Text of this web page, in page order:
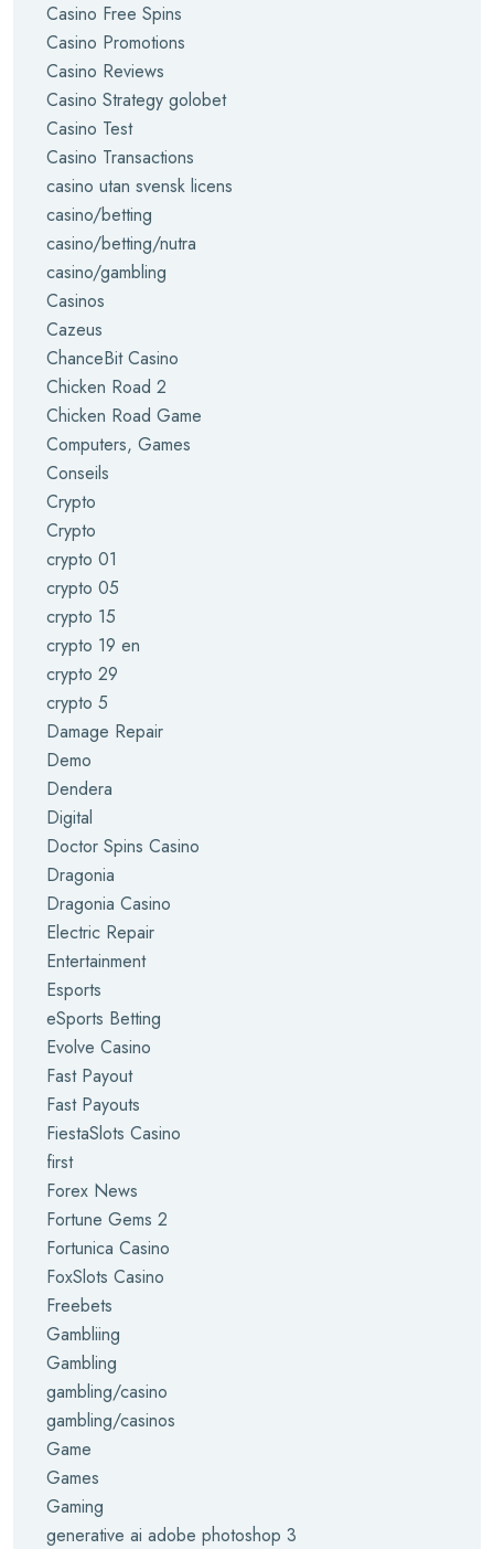
Casino Free Spins
Casino Promotions
Casino Reviews
Casino Strategy golobet
Casino Test
Casino Transactions
casino utan svensk licens
casino/betting
casino/betting/nutra
casino/gambling
Casinos
Cazeus
ChanceBit Casino
Chicken Road 2
Chicken Road Game
Computers, Games
Conseils
Crypto
Crypto
crypto 01
crypto 05
crypto 15
crypto 19 en
crypto 29
crypto 5
Damage Repair
Demo
Dendera
Digital
Doctor Spins Casino
Dragonia
Dragonia Casino
Electric Repair
Entertainment
Esports
eSports Betting
Evolve Casino
Fast Payout
Fast Payouts
FiestaSlots Casino
first
Forex News
Fortune Gems 2
Fortunica Casino
FoxSlots Casino
Freebets
Gambliing
Gambling
gambling/casino
gambling/casinos
Game
Games
Gaming
generative ai adobe photoshop 3